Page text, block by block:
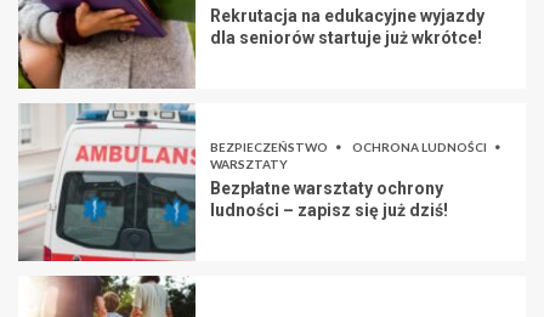
Rekrutacja na edukacyjne wyjazdy
dla seniorów startuje już wkrótce!
BEZPIECZEŃSTWO
OCHRONA LUDNOŚCI
WARSZTATY
Bezpłatne warsztaty ochrony
ludności – zapisz się już dziś!